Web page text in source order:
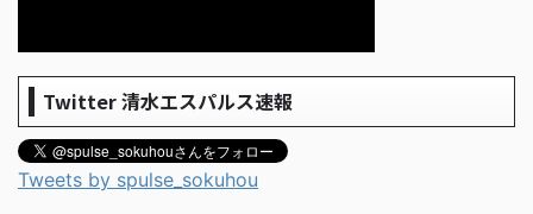
Twitter 清水エスパルス速報
Tweets by spulse_sokuhou